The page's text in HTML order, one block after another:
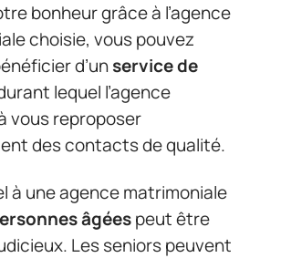
bonheur grâce à l’agence
choisie, vous pouvez
d’unservice de
lequel l’agence
vous reproposer
des contacts de qualité.
à une agence matrimoniale
âgéespeut être
Les seniors peuvent